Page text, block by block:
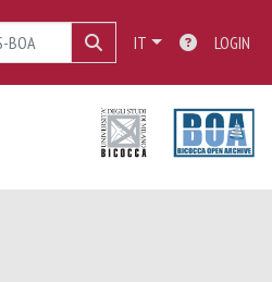
IT LOGIN